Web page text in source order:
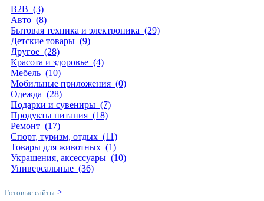
B2B (3)
Авто (8)
Бытовая техника и электроника (29)
Детские товары (9)
Другое (28)
Красота и здоровье (4)
Мебель (10)
Мобильные приложения (0)
Одежда (28)
Подарки и сувениры (7)
Продукты питания (18)
Ремонт (17)
Спорт, туризм, отдых (11)
Товары для животных (1)
Украшения, аксессуары (10)
Универсальные (36)
Готовые сайты >